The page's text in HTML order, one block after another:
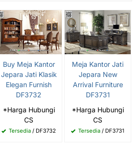
Buy Meja Kantor
Jepara Jati Klasik
Elegan Furnish
DF3732
*Harga Hubungi
CS
Tersedia / DF3732
Meja Kantor Jati
Jepara New
Arrival Furniture
DF3731
*Harga Hubungi
CS
Tersedia / DF3731